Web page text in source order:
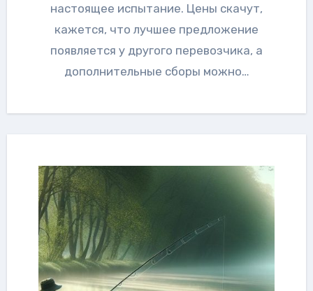
настоящее испытание. Цены скачут,
кажется, что лучшее предложение
появляется у другого перевозчика, а
дополнительные сборы можно…